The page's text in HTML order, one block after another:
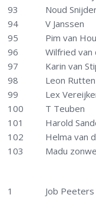
93
Noud
94
V Janssen
95
Pim van
96
Wilfried van
97
Karin van
98
Leon Rutten
99
Lex
100
T Teuben
101
Harold
102
Helma van
103
Madu
1 Job Peeters